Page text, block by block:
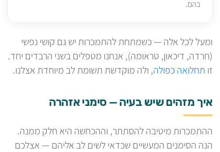
בהם.
ומעל לכל אלה — כשמתחת להתמכרות יש גם קושי נפשי
(חרדה, דיכאון, טראומה), אנחנו מטפלים בשני הרבדים יחד.
זו תחלואה כפולה, ולה מוקדשת תשומת לב מיוחדת אצלנו.
איך מזהים שיש בעיה — סימני אזהרה
ההתמכרות מיטיבה להסתתר, וההכחשה היא חלק ממנה.
הנה הסימנים המעשיים שכדאי לשים לב אליהם — אצלכם